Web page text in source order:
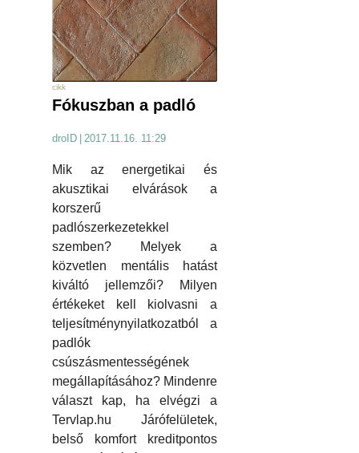
cikk
Fókuszban a padló
droID 2017.11.16. 11:29
Mik az energetikai és
akusztikai elvárások a
korszerű
padlószerkezetekkel
szemben? Melyek a
közvetlen mentális hatást
kiváltó jellemzői? Milyen
értékeket kell kiolvasni a
teljesítménynyilatkozatból a
padlók
csúszásmentességének
megállapításához? Mindenre
választ kap, ha elvégzi a
Tervlap.hu Járófelületek,
belső komfort kreditpontos